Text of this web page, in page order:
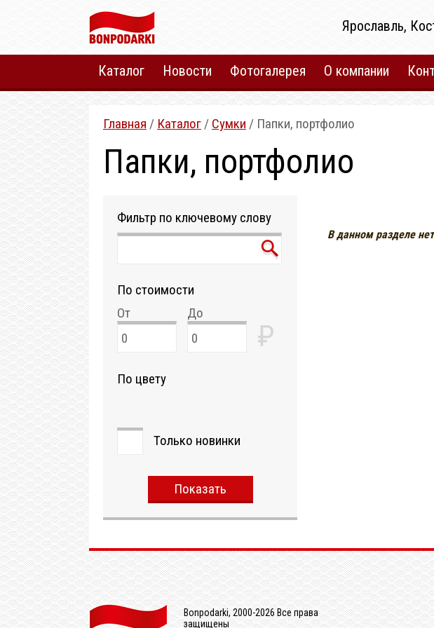
Ярославль,
Каталог Новости Фотогалерея О компании
Главная / Каталог / Сумки / Папки, портфолио
Папки, портфолио
Фильтр по ключевому слову
По стоимости
От
До
₽
По цвету
Только новинки
Показать
В данном разделе
Bonpodarki, 2000-2026 Все права
защищены